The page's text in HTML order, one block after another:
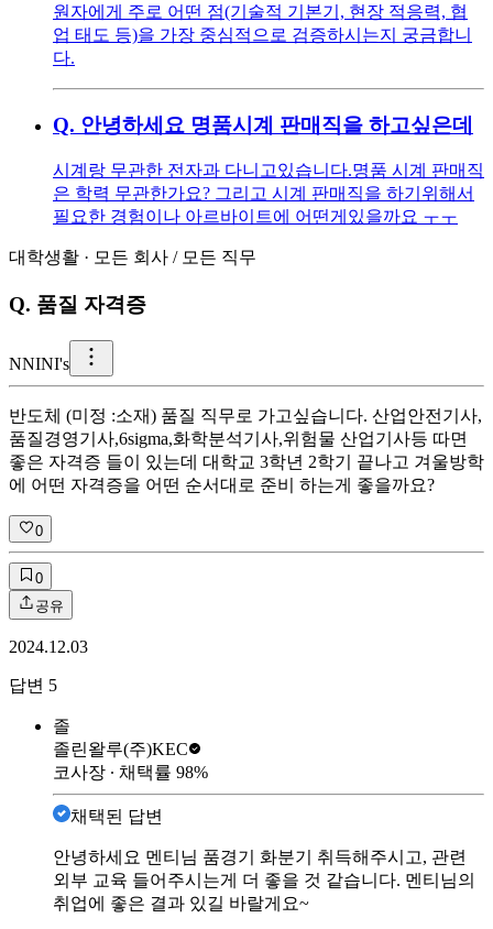
원자에게 주로 어떤 점(기술적 기본기, 현장 적응력, 협
업 태도 등)을 가장 중심적으로 검증하시는지 궁금합니
다.
Q. 안녕하세요 명품시계 판매직을 하고싶은데
시계랑 무관한 전자과 다니고있습니다.명품 시계 판매직
은 학력 무관한가요? 그리고 시계 판매직을 하기위해서
필요한 경험이나 아르바이트에 어떤게있을까요 ㅜㅜ
대학생활 · 모든 회사 / 모든 직무
Q. 품질 자격증
NNINI's
반도체 (미정 :소재) 품질 직무로 가고싶습니다. 산업안전기사,
품질경영기사,6sigma,화학분석기사,위험물 산업기사등 따면
좋은 자격증 들이 있는데 대학교 3학년 2학기 끝나고 겨울방학
에 어떤 자격증을 어떤 순서대로 준비 하는게 좋을까요?
0
0
공유
2024.12.03
답변 5
졸
졸린왈루(주)KEC
코사장 ∙ 채택률 98%
채택된 답변
안녕하세요 멘티님 품경기 화분기 취득해주시고, 관련
외부 교육 들어주시는게 더 좋을 것 같습니다. 멘티님의
취업에 좋은 결과 있길 바랄게요~